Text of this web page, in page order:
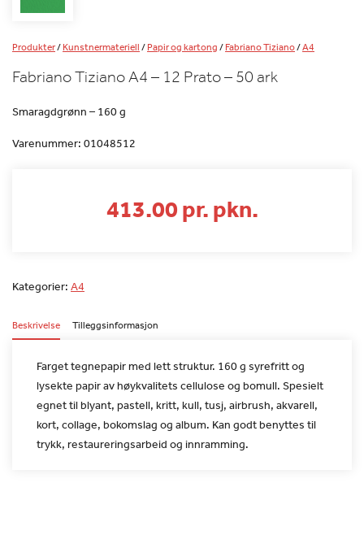
Produkter/Kunstnermateriell/Papir og kartong/Fabriano Tiziano/A4
Fabriano Tiziano A4 – 12 Prato – 50 ark
Smaragdgrønn – 160 g
Varenummer: 01048512
413.00 pr. pkn.
Kategorier: A4
Beskrivelse Tilleggsinformasjon
Farget tegnepapir med lett struktur. 160 g syrefritt og
lysekte papir av høykvalitets cellulose og bomull. Spesielt
egnet tilblyant, pastell, kritt, kull, tusj, airbrush, akvarell,
kort, collage, bokomslag og album. Kan godt benyttes til
trykk, restaureringsarbeid og innramming.